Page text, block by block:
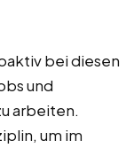
bei diesen
und
arbeiten.
um im